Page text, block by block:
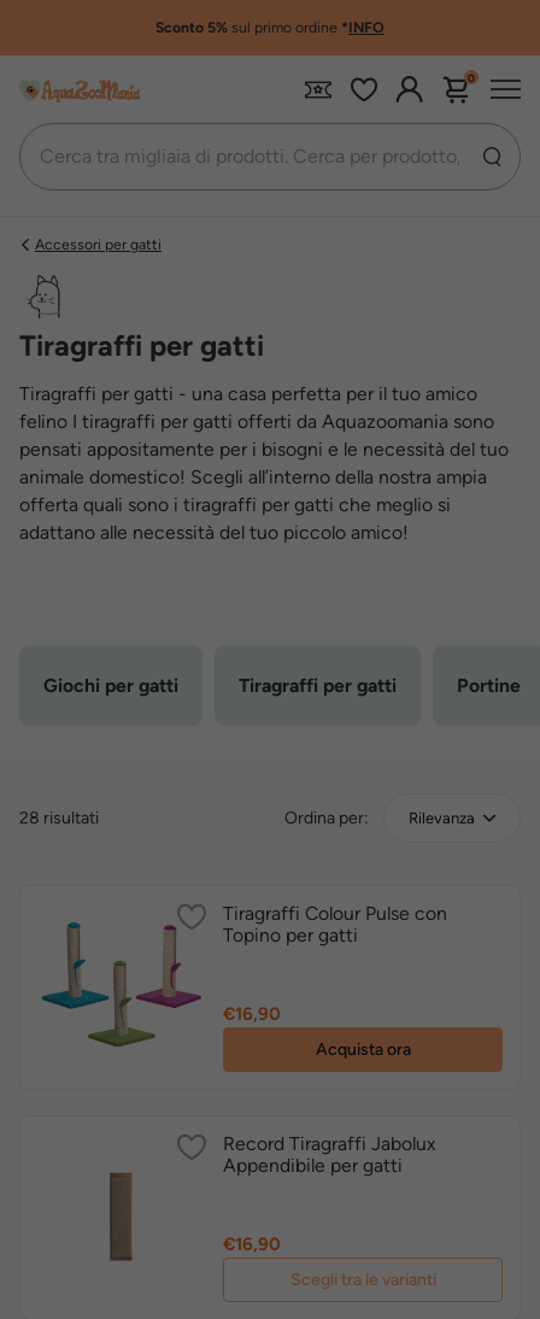
Sconto 5% sul primo ordine *INFO
0
Accessori per gatti
Tiragraffi per gatti
Tiragraffi per gatti - una casa perfetta per il tuo amico
felino I tiragraffi per gatti offerti da Aquazoomania sono
pensati appositamente per i bisogni e le necessità del tuo
animale domestico! Scegli all’interno della nostra ampia
offerta quali sono i tiragraffi per gatti che meglio si
adattano alle necessità del tuo piccolo amico!
Giochi per gatti Tiragraffi per gatti Portine
28 risultati Ordina per: Rilevanza
Tiragraffi Colour Pulse con
Topino per gatti
Prezzo
€16,90
Acquista ora
Record Tiragraffi Jabolux
Appendibile per gatti
Prezzo
€16,90
Scegli tra le varianti